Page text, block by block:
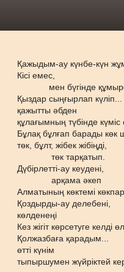
Қажыдым-ау күнбе-күн
Кісі емес,
мен бүгінде
Қыздар сыңғырлап күліп...
қажытты әбден
құлағымның түбінде күміс
Бұлақ бұлғап барады көк
төк, бұлт, жібек жібіңді,
төк тарқатып.
Дүбірлетті-ау кеудені,
арқама әкеп
Алматының көктемі
Қоздырды-ау делебені,
көлденеңі
Кез жігіт көрсетуге келді
Қолжазбаға қарадым...
өтті күнім
тыпыршумен жүйріктей